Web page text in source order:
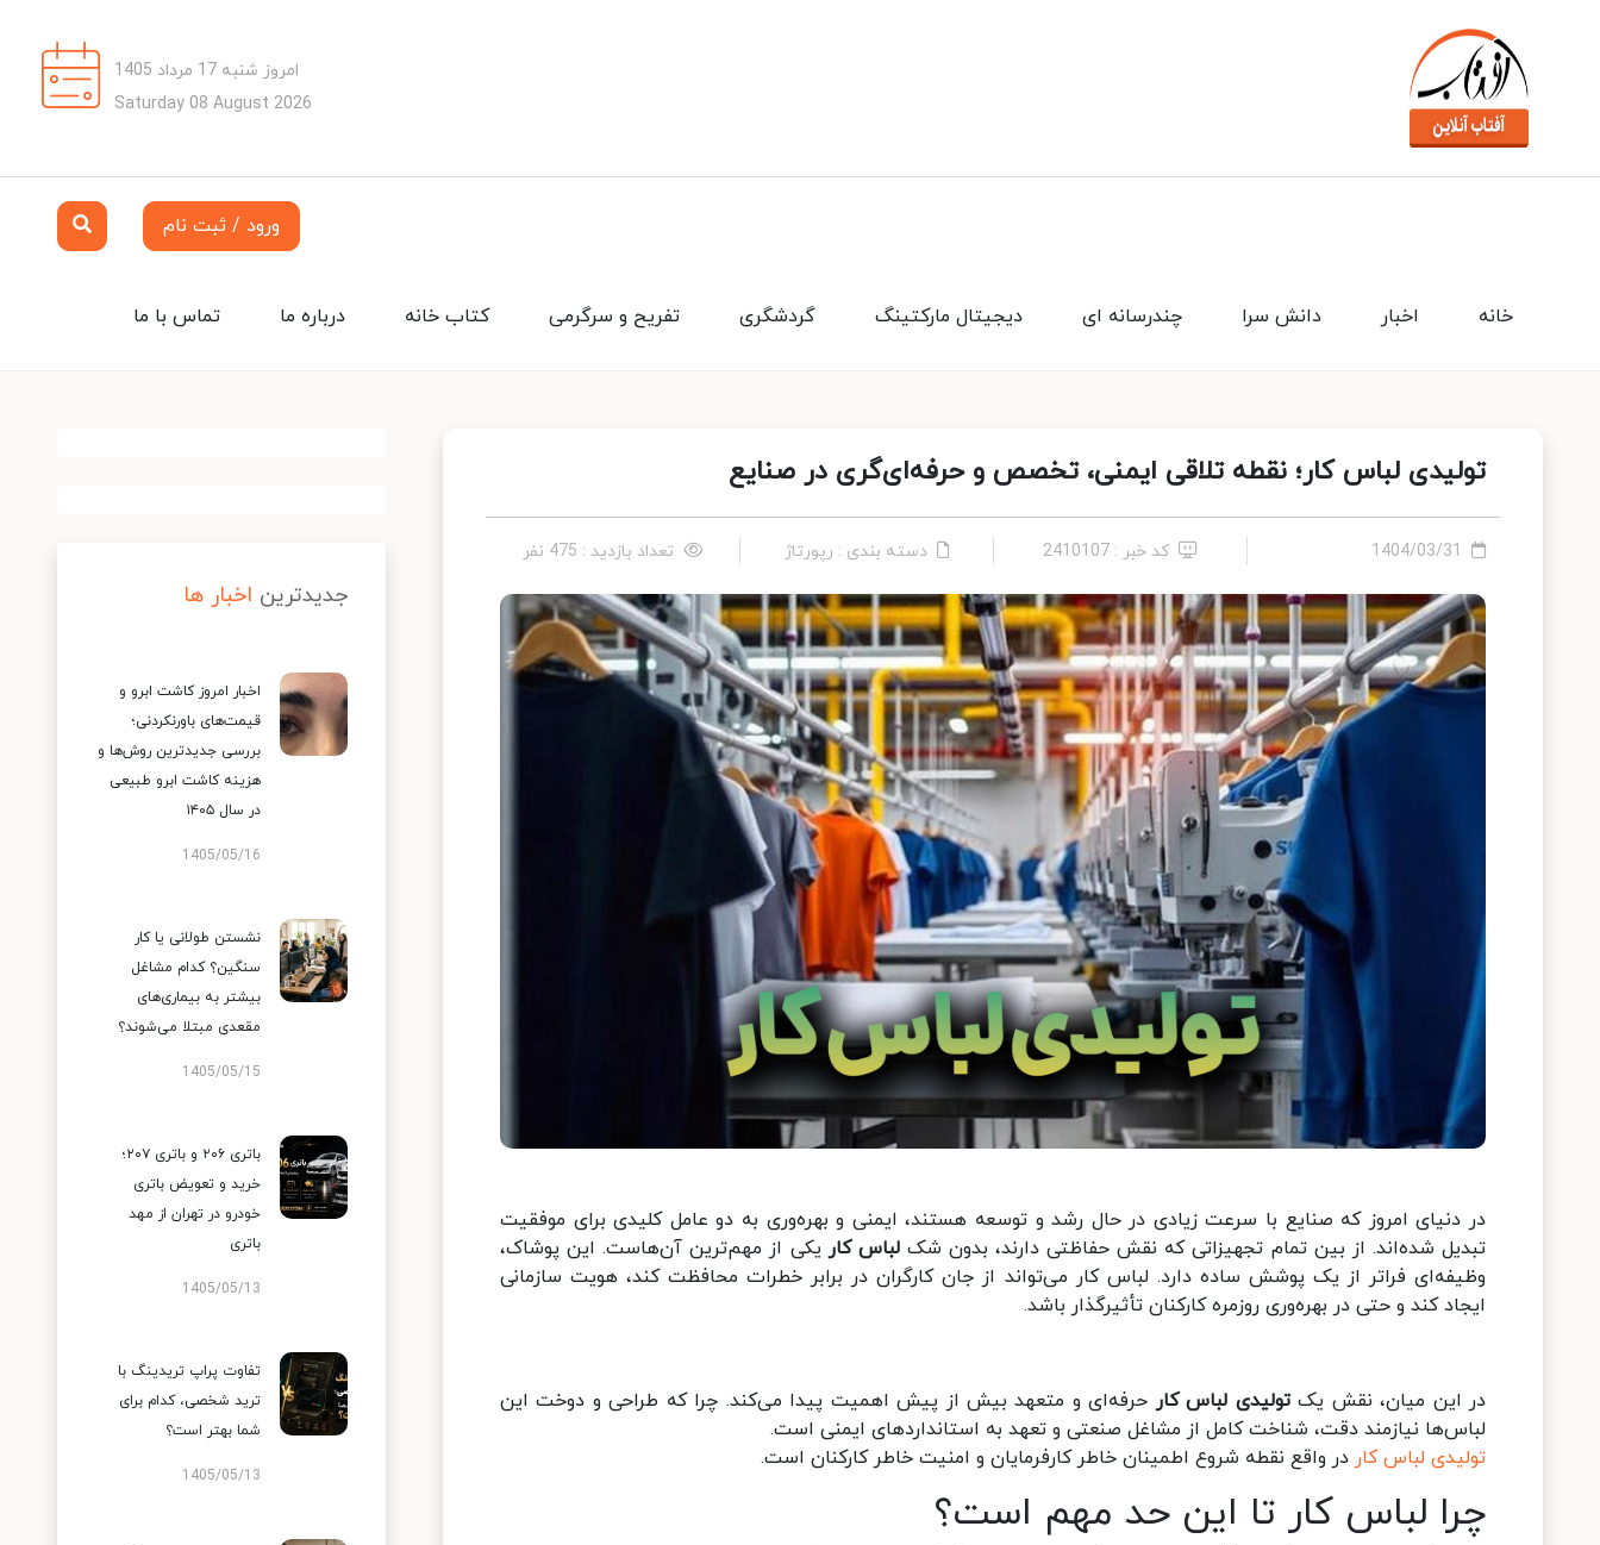
امروز شنبه 17 مرداد 1405
Saturday 08 August 2026
ورود / ثبت نام
تماس با ما درباره ما کتاب خانه تفریح و سرگرمی گردشگری دیجیتال مارکتینگ چندرسانه ای دانش سرا اخبار خانه
تولیدی لباس کار؛ نقطه تلاقی ایمنی، تخصص و حرفه‌ای‌گری در صنایع
1404/03/31 کد خبر : 2410107 دسته بندی : رپورتاژ تعداد بازدید : 475 نفر
در دنیای امروز که صنایع با سرعت زیادی در حال رشد و توسعه هستند، ایمنی و بهره‌وری به دو عامل کلیدی برای موفقیت
تبدیل شده‌اند. از بین تمام تجهیزاتی که نقش حفاظتی دارند، بدون شکلباس کار یکی از مهم‌ترین آن‌هاست. این پوشاک،
وظیفه‌ای فراتر از یک پوشش ساده دارد. لباس کار می‌تواند از جان کارگران در برابر خطرات محافظت کند، هویت سازمانی
ایجاد کند و حتی در بهره‌وری روزمره کارکنان تأثیرگذار باشد.
در این میان، نقش یکتولیدی لباس کار حرفه‌ای و متعهد بیش از پیش اهمیت پیدا می‌کند. چرا که طراحی و دوخت این
لباس‌ها نیازمند دقت، شناخت کامل از مشاغل صنعتی و تعهد به استانداردهای ایمنی است.
تولیدی لباس کار در واقع نقطه شروع اطمینان خاطر کارفرمایان و امنیت خاطر کارکنان است.
چرا لباس کار تا این حد مهم است؟
جدیدترین اخبار ها
اخبار امروز کاشت ابرو و
قیمت‌های باورنکردنی؛
بررسی جدیدترین روش‌ها و
هزینه کاشت ابرو طبیعی
در سال ۱۴۰۵
1405/05/16
نشستن طولانی یا کار
سنگین؟ کدام مشاغل
بیشتر به بیماری‌های
مقعدی مبتلا می‌شوند؟
1405/05/15
باتری ۲۰۶ و باتری ۲۰۷؛
خرید و تعویض باتری
خودرو در تهران از مهد
باتری
1405/05/13
تفاوت پراپ تریدینگ با
ترید شخصی، کدام برای
شما بهتر است؟
1405/05/13